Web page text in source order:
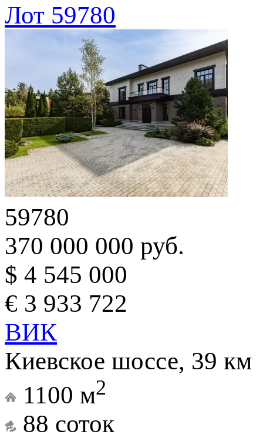
Лот 59780
59780
370 000 000 руб.
$ 4 545 000
€ 3 933 722
ВИК
Киевское шоссе, 39 км
1100 м2
88 соток